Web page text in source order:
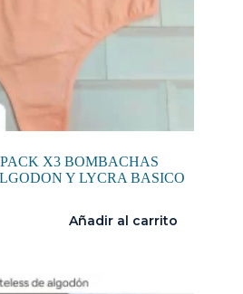
X3 BOMBACHAS
Y LYCRA BASICO
Añadir al carrito